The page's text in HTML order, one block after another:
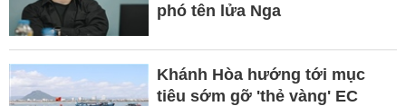
phó tên lửa Nga
Khánh Hòa hướng tới mục
tiêu sớm gỡ 'thẻ vàng' EC